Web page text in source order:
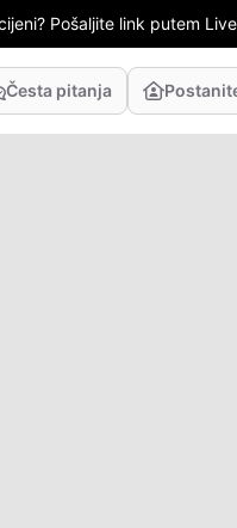
Pošaljite link putem
Česta pitanja